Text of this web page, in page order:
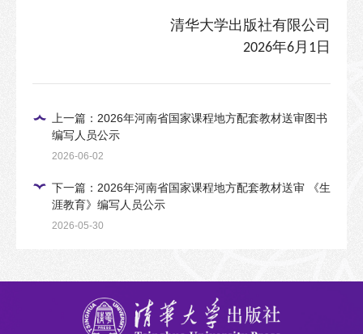
清华大学出版社有限公司
2026年6 月 1日
上一篇：2026年河南省国家课程地方配套教材送审图书
编写人员公示
2026-06-02
下一篇：2026年河南省国家课程地方配套教材送审 《生
涯教育》编写人员公示
2026-05-30